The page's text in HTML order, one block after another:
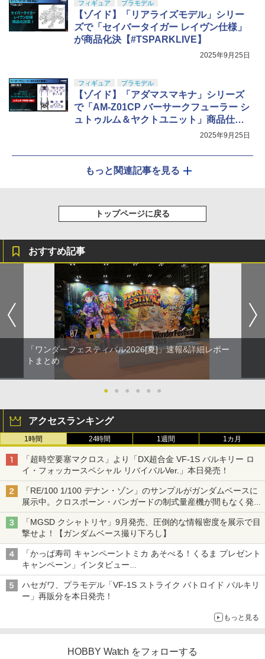
フィギュア プラモデル
【ゾイド】「リアライズモデル」シリー
ズで「セイバータイガー レイヴン仕様」
が商品化決【#TSPARKLIVE】
2025年9月25日
フィギュア プラモデル
【ゾイド】「アダマスマキナ」シリーズ
で「AM-Z01CP バーサークフューラー シ
ュトゥルム＆ヤクトユニット」商品仕様
2025年9月25日
もっと関連記事を見る
トップページに戻る
おすすめ記事
「ワンダーフェスティバル2026[夏]」速報&詳細レポー
トまとめ
● ● ● ● ● ●
アクセスランキング
1時間 24時間 1週間 1カ月
「超時空要塞マクロス」より「DX超合金 VF-1S バルキリー ロ
イ・フォッカースペシャル リバイバルVer.」本日発売！
「RE/100 1/100 デナン・ゾン」のサンプルがガンダムベースに
展示中。クロスボーン・バンガードの制式量産機が間もなく発送
【ガンダムベース撮り下ろし】
「MGSD クシャトリヤ」9月発売、圧倒的な情報密度を展示で目
撃せよ！【ガンダムベース撮り下ろし】
「かっぱ寿司 キャンペーントミカ あそべる！くるま プレゼント
キャンペーン」インタビュー
子どもが楽しめるかっぱ寿司ならではの体験とコラボの楽しさを
追求
ハセガワ、プラモデル「VF-1S ストライク バトロイド バルキリ
ー」再販分を本日発売！
もっと見る
HOBBY Watch をフォローする